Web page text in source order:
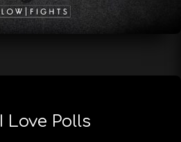
I Love Polls